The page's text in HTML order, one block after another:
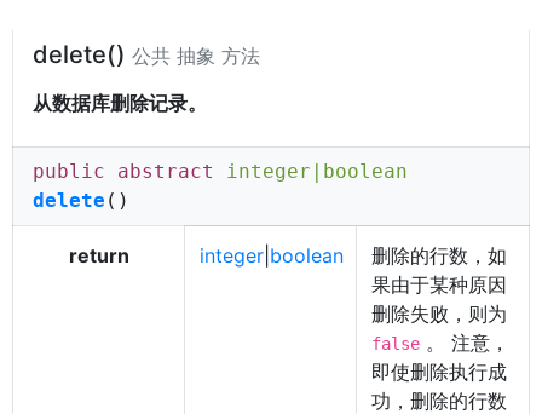
delete() 公共 抽象 方法
从数据库删除记录。
public abstract integer | boolean
delete ()
return integer boolean
删除的行数，如
果由于某种原因
删除失败，则为
false 。 注意，
即使删除执行成
功，删除的行数